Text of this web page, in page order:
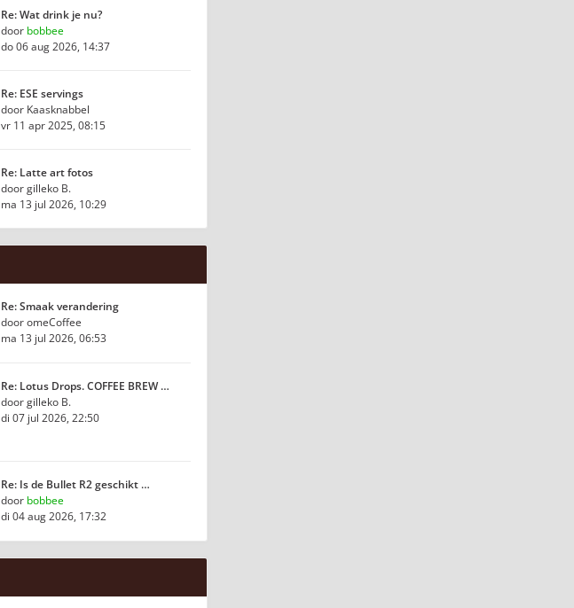
Re: Wat drink je nu?
door bobbee
do 06 aug 2026, 14:37
Re: ESE servings
door Kaasknabbel
vr 11 apr 2025, 08:15
Re: Latte art fotos
doorgilleko B.
ma 13 jul 2026, 10:29
Re: Smaak verandering
dooromeCoffee
ma 13 jul 2026, 06:53
Re: Lotus Drops. COFFEE BREW …
doorgilleko B.
di 07 jul 2026, 22:50
Re: Is de Bullet R2 geschikt …
door bobbee
di 04 aug 2026, 17:32